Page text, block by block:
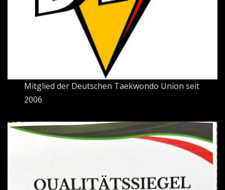
Mitglied der Deutschen Taekwondo Union seit
2006